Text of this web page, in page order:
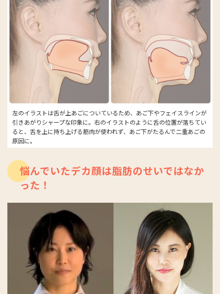
左のイラストは舌が上あごについているため、あご下やフェイスラインが
引きあがりシャープな印象に。右のイラストのように舌の位置が落ちてい
ると、舌を上に持ち上げる筋肉が使われず、あご下がたるんで二重あごの
原因に。
悩んでいたデカ顔は脂肪のせいではなか
った！